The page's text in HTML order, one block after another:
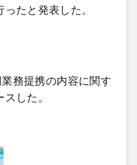
たと発表した。
務提携の内容に関す
した。